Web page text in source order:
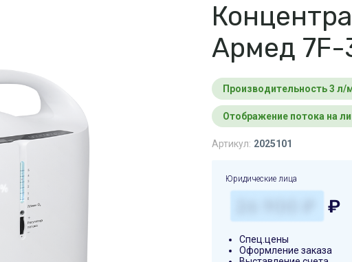
Армед 7F-
Производительность 3 л/
Отображение потока на
Артикул: 2025101
Юридические лица
₽
Спец.цены
Оформление заказа